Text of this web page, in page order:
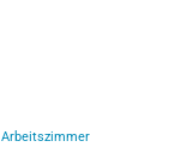
Arbeitszimmer